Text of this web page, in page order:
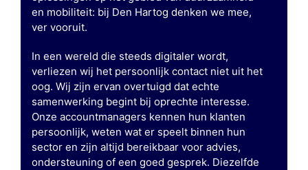
en mobiliteit: bij Den Hartog denken we mee,
ver vooruit.
In een wereld die steeds digitaler wordt,
verliezen wij het persoonlijk contact niet uit het
oog. Wij zijn ervan overtuigd dat echte
samenwerking begint bij oprechte interesse.
Onze accountmanagers kennen hun klanten
persoonlijk, weten wat er speelt binnen hun
sector en zijn altijd bereikbaar voor advies,
ondersteuning of een goed gesprek. Diezelfde